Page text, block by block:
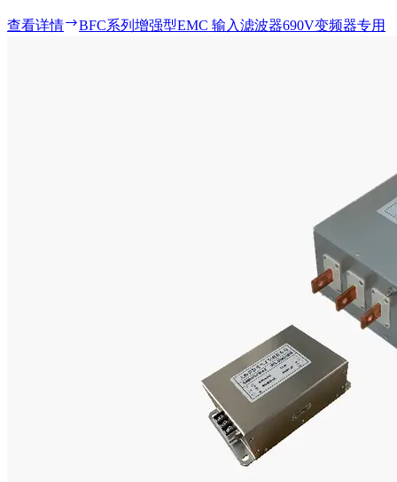
查看详情 BFC系列增强型EMC 输入滤波器690V变频器专用